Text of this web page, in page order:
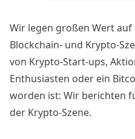
Wir legen großen Wert
Blockchain- und Krypto-
von Krypto-Start-ups,
Enthusiasten oder ein
worden ist: Wir berichten
der Krypto-Szene.